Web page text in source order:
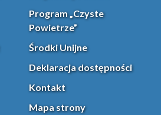
Program „Czyste
Powietrze”
Środki Unijne
Deklaracja dostępności
Kontakt
Mapa strony